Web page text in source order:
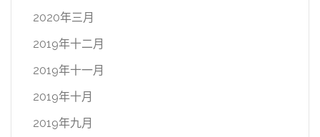
2020年三月
2019年十二月
2019年十一月
2019年十月
2019年九月